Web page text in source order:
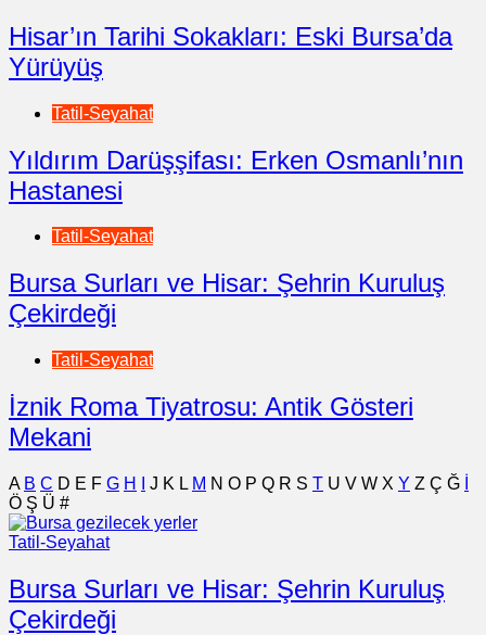
Hisar’ın Tarihi Sokakları: Eski Bursa’da
Yürüyüş
Tatil-Seyahat
Yıldırım Darüşşifası: Erken Osmanlı’nın
Hastanesi
Tatil-Seyahat
Bursa Surları ve Hisar: Şehrin Kuruluş
Çekirdeği
Tatil-Seyahat
İznik Roma Tiyatrosu: Antik Gösteri
Mekani
A B C D E F G H J K L M N O P Q R S T U V W X Y Z Ç Ğ
Ö Ş Ü #
Tatil-Seyahat
Bursa Surları ve Hisar: Şehrin Kuruluş
Çekirdeği